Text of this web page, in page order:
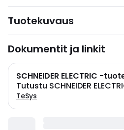
Tuotekuvaus
Dokumentit ja linkit
SCHNEIDER ELECTRIC -
Tutustu SCHNEIDER
TeSys